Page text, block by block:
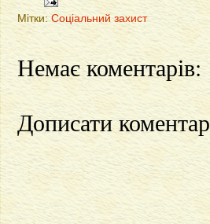
Мітки: Соціальний захист
Немає коментарів:
Дописати коментар